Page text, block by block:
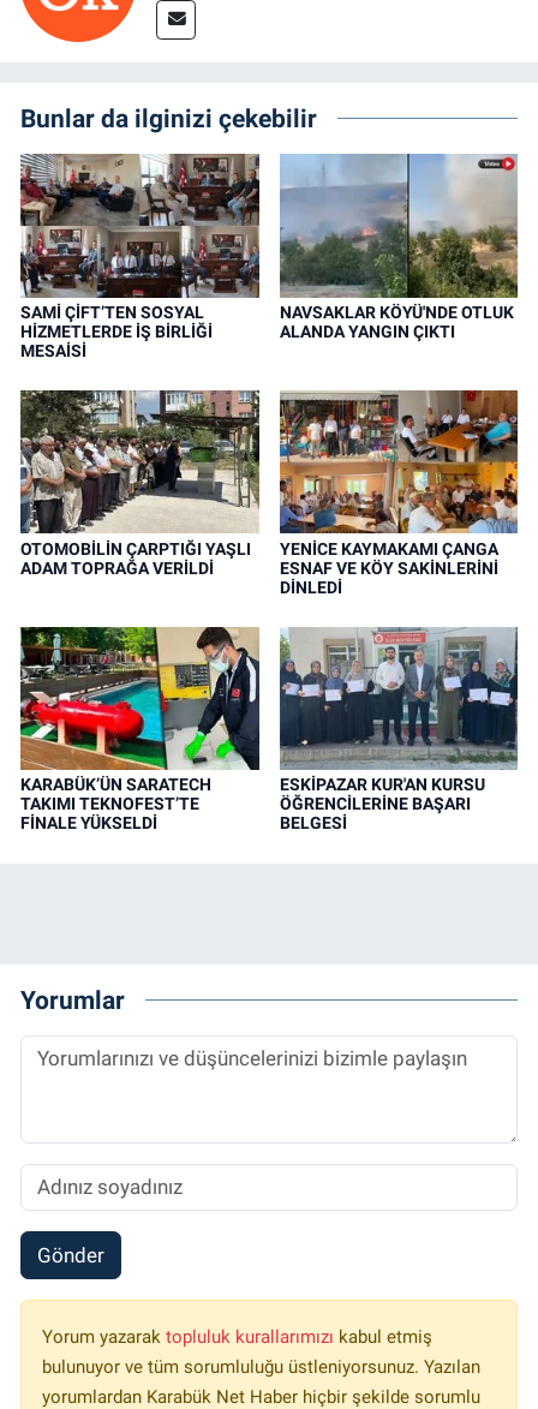
Bunlar da ilginizi çekebilir
SAMİ ÇİFT’TEN SOSYAL
HİZMETLERDE İŞ BİRLİĞİ
MESAİSİ
NAVSAKLAR KÖYÜ'NDE OTLUK
ALANDA YANGIN ÇIKTI
OTOMOBİLİN ÇARPTIĞI YAŞLI
ADAM TOPRAĞA VERİLDİ
YENİCE KAYMAKAMI ÇANGA
ESNAF VE KÖY SAKİNLERİNİ
DİNLEDİ
KARABÜK’ÜN SARATECH
TAKIMI TEKNOFEST’TE
FİNALE YÜKSELDİ
ESKİPAZAR KUR'AN KURSU
ÖĞRENCİLERİNE BAŞARI
BELGESİ
Yorumlar
Gönder
Yorum yazarak topluluk kurallarımızı kabul etmiş
bulunuyor ve tüm sorumluluğu üstleniyorsunuz. Yazılan
yorumlardan Karabük Net Haber hiçbir şekilde sorumlu